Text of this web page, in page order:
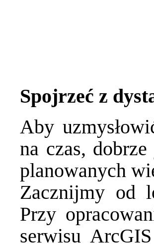
Spojrzeć z
Aby
na czas,
planowanych
Zacznijmy od
Przy
serwisu ArcGIS